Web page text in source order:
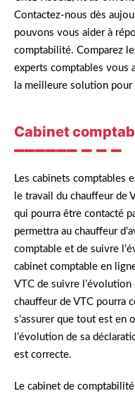
Contactez-nous dès
pouvons vous aider à
comptabilité. Comparez
experts comptables vous
la meilleure solution
Cabinet
Les cabinets comptables
le travail du chauffeur de
qui pourra être contacté
permettra au chauffeur
comptable et de suivre
cabinet comptable en
VTC de suivre l’évolution
chauffeur de VTC pourra
s’assurer que tout est en
l’évolution de sa
est correcte.
Le cabinet de